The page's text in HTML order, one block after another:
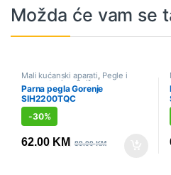
Možda će vam se
Mali kućanski aparati, Pegle i
parne stanice ,Sniženo
Parna pegla Gorenje
SIH2200TQC
-30%
62.00 KM 89.00KM